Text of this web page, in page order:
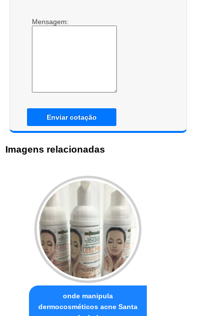
Mensagem:
Enviar cotação
Imagens relacionadas
onde manipula
dermocosméticos acne Santa